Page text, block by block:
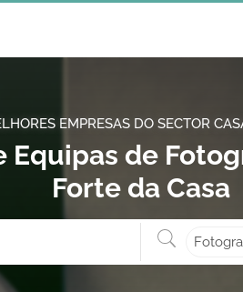
EMPRESAS DO SECTOR
de
Forte da Casa